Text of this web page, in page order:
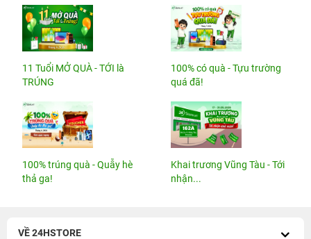
11 Tuổi MỞ QUÀ - TỚI là
TRÚNG
100% có quà - Tựu trường
quá đã!
100% trúng quà - Quẫy hè
thả ga!
Khai trương Vũng Tàu - Tới
nhận...
VỀ 24HSTORE